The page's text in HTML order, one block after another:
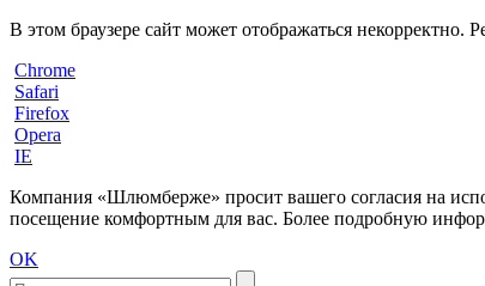
В этом браузере сайт может отображаться некорректно.
Chrome
Safari
Firefox
Opera
IE
Компания «Шлюмберже» просит вашего согласия на
посещение комфортным для вас. Более подробную
OK